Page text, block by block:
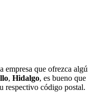
empresa que ofrezca
, Hidalgo, es bueno
respectivo código postal.